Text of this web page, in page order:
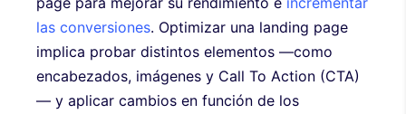
las conversiones. Optimizar una landing page
implica probar distintos elementos —como
encabezados, imágenes y Call To Action (CTA)
— y aplicar cambios en función de los